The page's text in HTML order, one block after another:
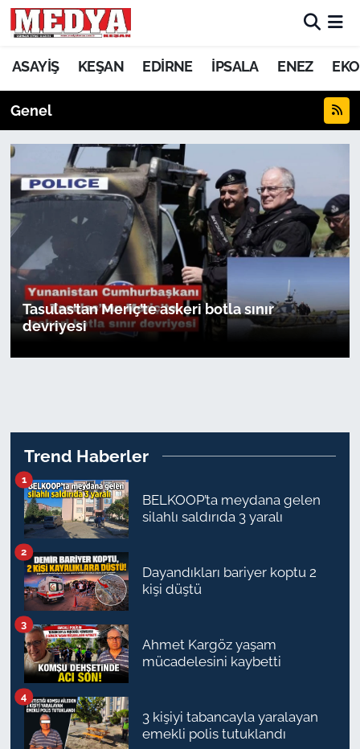
ASAYİŞ KEŞAN EDİRNE İPSALA ENEZ
Genel
Tasulas’tan Meriç’te askeri botla sınır
devriyesi
Trend Haberler
BELKOOP’ta meydana gelen
silahlı saldırıda 3 yaralı
1
Dayandıkları bariyer koptu 2
kişi düştü
2
Ahmet Kargöz yaşam
mücadelesini kaybetti
3
3 kişiyi tabancayla yaralayan
emekli polis tutuklandı
4
KEŞAN
E-GAZETE
ASAYİŞ
SİYASET
GÜNDEM
EKONOMİ
SAĞLIK
KÜLTÜR SANAT
SPOR
YAŞAM
EDİRNE
TEKİRDAĞ
KIRKLARELİ
ÇANAKKALE